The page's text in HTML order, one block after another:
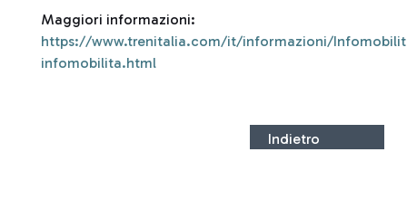
Maggiori informazioni:
https://www.trenitalia.com/it/informazioni/
infomobilita.html
Indietro